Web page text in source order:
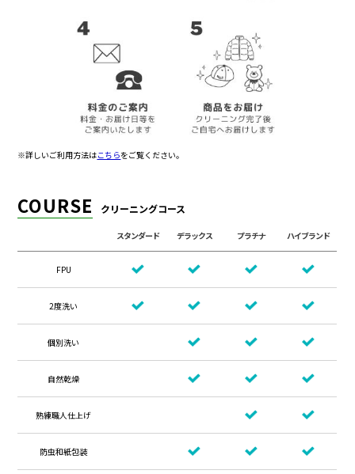
※詳しいご利用方法はこちらをご覧ください。
COURSE クリーニングコース
スタンダード デラックス プラチナ ハイブランド
FPU
2度洗い
個別洗い
自然乾燥
熟練職人仕上げ
防虫和紙包装